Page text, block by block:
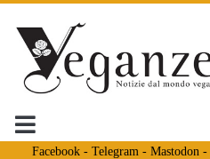
Facebook- Telegram - Mastodon -